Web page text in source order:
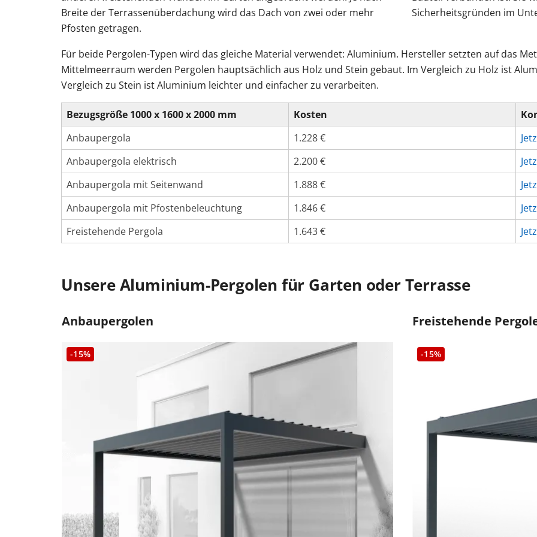
Breite der Terrassenüberdachung wird das Dach von zwei oder mehr
Pfosten getragen.
Sicherheitsgründen im
Für beide Pergolen-Typen wird das gleiche Material verwendet: Aluminium. Hersteller setzten auf das
Mittelmeerraum werden Pergolen hauptsächlich aus Holz und Stein gebaut. Im Vergleich zu Holz ist
Vergleich zu Stein ist Aluminium leichter und einfacher zu verarbeiten.
Bezugsgröße 1000 x 1600 x 2000 mm Kosten
Anbaupergola
1.228 €
Anbaupergola elektrisch
2.200 €
Anbaupergola mit Seitenwand
1.888 €
Anbaupergola mit Pfostenbeleuchtung
1.846 €
Freistehende Pergola
1.643 €
Unsere Aluminium-Pergolen für Garten oder Terrasse
Anbaupergolen
-15%
Freistehende
-15%